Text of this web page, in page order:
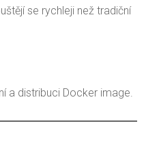
se rychleji než tradiční
a distribuci Docker image.